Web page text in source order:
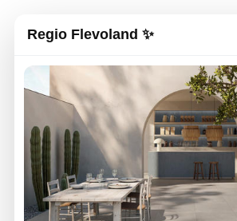
Regio Flevoland ✨